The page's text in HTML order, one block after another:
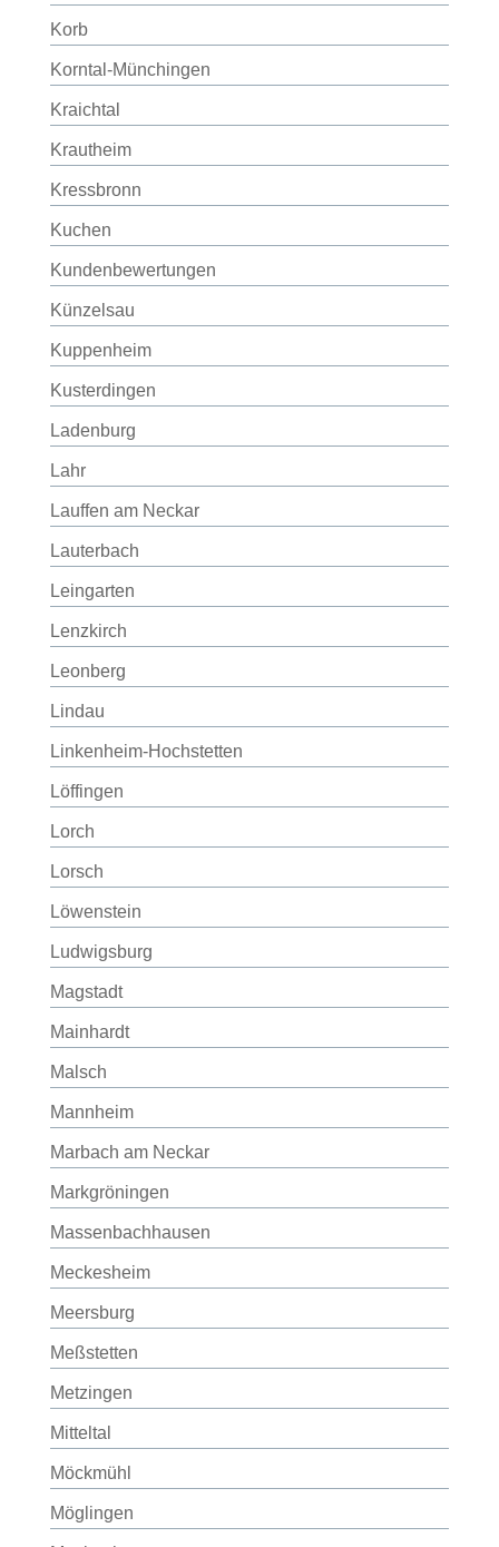
Korb
Korntal-Münchingen
Kraichtal
Krautheim
Kressbronn
Kuchen
Kundenbewertungen
Künzelsau
Kuppenheim
Kusterdingen
Ladenburg
Lahr
Lauffen am Neckar
Lauterbach
Leingarten
Lenzkirch
Leonberg
Lindau
Linkenheim-Hochstetten
Löffingen
Lorch
Lorsch
Löwenstein
Ludwigsburg
Magstadt
Mainhardt
Malsch
Mannheim
Marbach am Neckar
Markgröningen
Massenbachhausen
Meckesheim
Meersburg
Meßstetten
Metzingen
Mitteltal
Möckmühl
Möglingen